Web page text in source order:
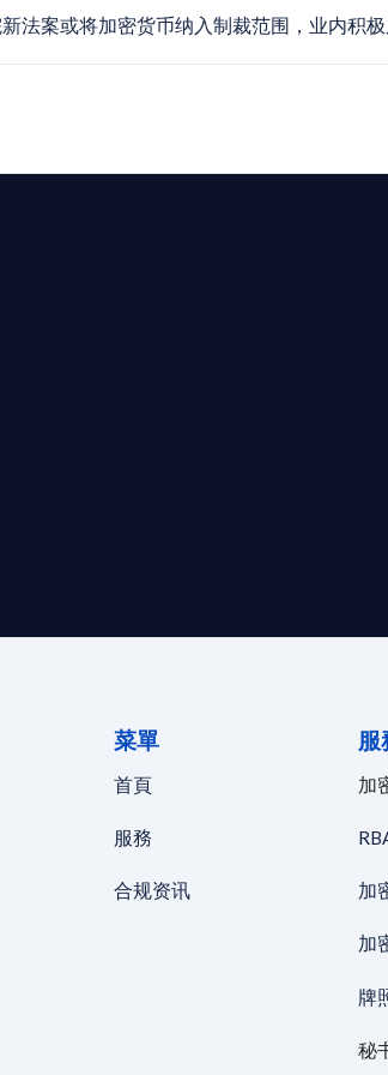
法案或将加密货币纳入制裁范围，业内积
菜單
首頁
服務
合规资讯
服
加
加
加
牌
秘